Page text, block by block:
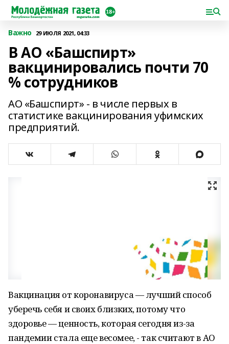
Важно 29 ИЮЛЯ 2021, 04:33
В АО «Башспирт»
вакцинировались почти 70
% сотрудников
АО «Башспирт» - в числе первых в
статистике вакцинирования уфимских
предприятий.
Вакцинация от коронавируса — лучший способ
уберечь себя и своих близких, потому что
здоровье — ценность, которая сегодня из-за
пандемии стала еще весомее, - так считают в АО